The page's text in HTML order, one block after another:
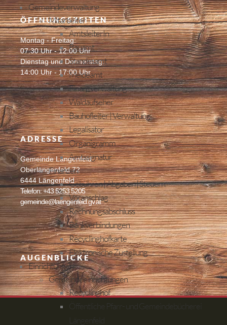
Gemeindeverwaltung
Mitarbeiter
AmtsleiterIn
Bauamt
Standesamt
Meldeamt
Finanzverwaltung
Waldaufseher
Bauhofleiter | Verwaltung
Legalisator
Organigramm
Amtssignatur
Finanzen
Gebühren | Abgaben | Steuern
Voranschlag
Rechnungsabschluss
Bankverbindungen
Recyclinghofkarte
Elektronische Zustellung
Einrichtungen
Gemeindeeinrichtungen
Recyclinghof
Öffentliche Pfarr- und Gemeindebücherei
Längenfeld
ÖFFNUNGSZEITEN
Montag - Freitag:
07:30 Uhr - 12:00 Uhr
Dienstag und Donnerstag:
14:00 Uhr - 17:00 Uhr
ADRESSE
Gemeinde Längenfeld
Oberlängenfeld 72
6444 Längenfeld
Telefon: +43 5253 5205
gemeinde@laengenfeld.gv.at
AUGENBLICKE